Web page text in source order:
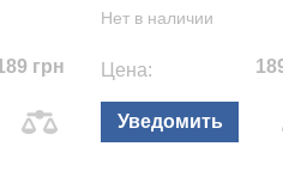
грн
Нет в наличии
Цена:
Уведомить